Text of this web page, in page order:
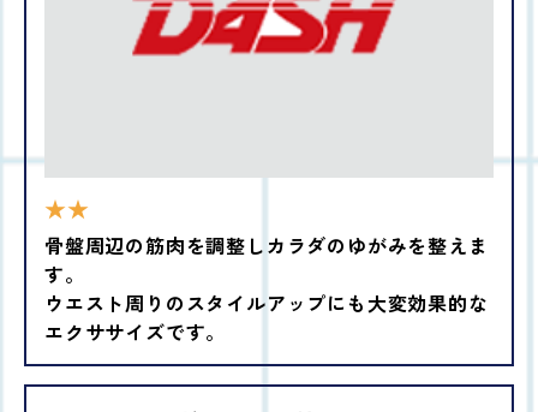
★★
骨盤周辺の筋肉を調整しカラダのゆがみを整えま
す。
ウエスト周りのスタイルアップにも大変効果的な
エクササイズです。